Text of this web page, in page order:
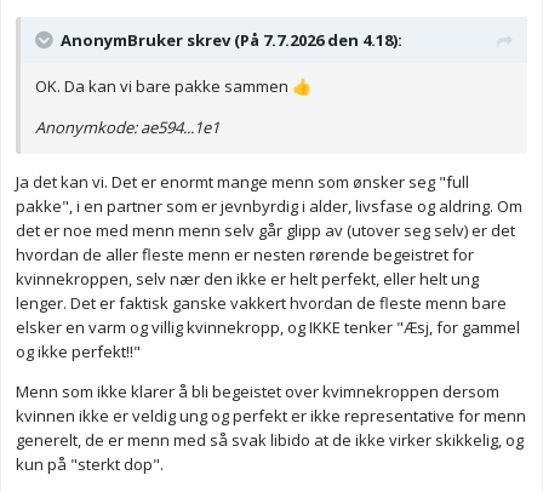
AnonymBruker skrev (På 7.7.2026 den 4.18):
OK. Da kan vi bare pakke sammen 👍
Anonymkode: ae594...1e1
Ja det kan vi. Det er enormt mange menn som ønsker seg "full
pakke", i en partner som er jevnbyrdig i alder, livsfase og aldring. Om
det er noe med menn menn selv går glipp av (utover seg selv) er det
hvordan de aller fleste menn er nesten rørende begeistret for
kvinnekroppen, selv nær den ikke er helt perfekt, eller helt ung
lenger. Det er faktisk ganske vakkert hvordan de fleste menn bare
elsker en varm og villig kvinnekropp, og IKKE tenker "Æsj, for gammel
og ikke perfekt!!"
Menn som ikke klarer å bli begeistet over kvimnekroppen dersom
kvinnen ikke er veldig ung og perfekt er ikke representative for menn
generelt, de er menn med så svak libido at de ikke virker skikkelig, og
kun på "sterkt dop".